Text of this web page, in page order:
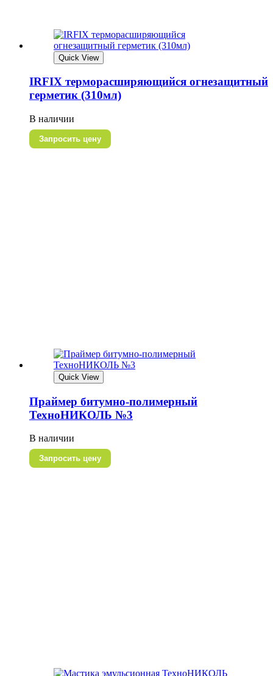
Quick View
IRFIX терморасширяющийся огнезащитный
герметик (310мл)
В наличии
Запросить цену
Quick View
Праймер битумно-полимерный
ТехноНИКОЛЬ №3
В наличии
Запросить цену